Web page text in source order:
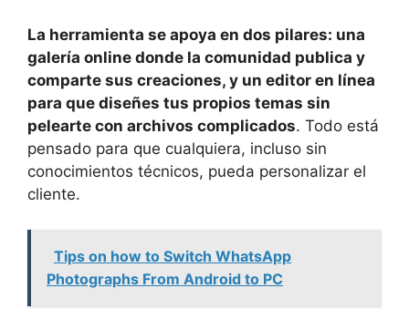
La herramienta se apoya en dos pilares: una
galería online donde la comunidad publica y
comparte sus creaciones, y un editor en línea
para que diseñes tus propios temas sin
pelearte con archivos complicados. Todo está
pensado para que cualquiera, incluso sin
conocimientos técnicos, pueda personalizar el
cliente.
Tips on how to Switch WhatsApp
Photographs From Android to PC